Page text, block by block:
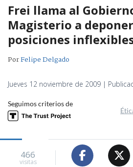
Frei llama al
Magisterio a
posiciones
PorFelipe Delgado
Jueves 12 noviembre de 2009 |
Seguimos criterios de
466
visitas